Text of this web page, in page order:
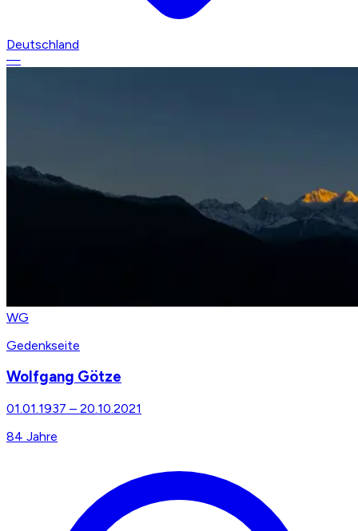
Deutschland
—
WG
Gedenkseite
Wolfgang Götze
01.01.1937 – 20.10.2021
84 Jahre